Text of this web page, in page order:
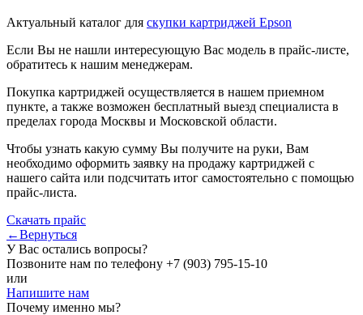
Актуальный каталог для скупки картриджей Epson
Если Вы не нашли интересующую Вас модель в прайс-листе,
обратитесь к нашим менеджерам.
Покупка картриджей осуществляется в нашем приемном
пункте, а также возможен бесплатный выезд специалиста в
пределах города Москвы и Московской области.
Чтобы узнать какую сумму Вы получите на руки, Вам
необходимо оформить заявку на продажу картриджей с
нашего сайта или подсчитать итог самостоятельно с помощью
прайс-листа.
Скачать прайс
←Вернуться
У Вас остались вопросы?
Позвоните нам по телефону +7 (903) 795-15-10
или
Напишите нам
Почему именно мы?